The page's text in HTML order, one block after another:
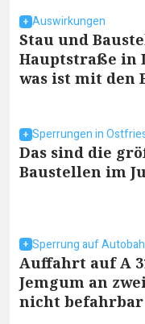
Auswirkungen
Stau und
Hauptstraße in
was ist mit den
Das sind die
Baustellen im
Sperrung auf
Auffahrt auf A
Jemgum an
nicht befahrbar